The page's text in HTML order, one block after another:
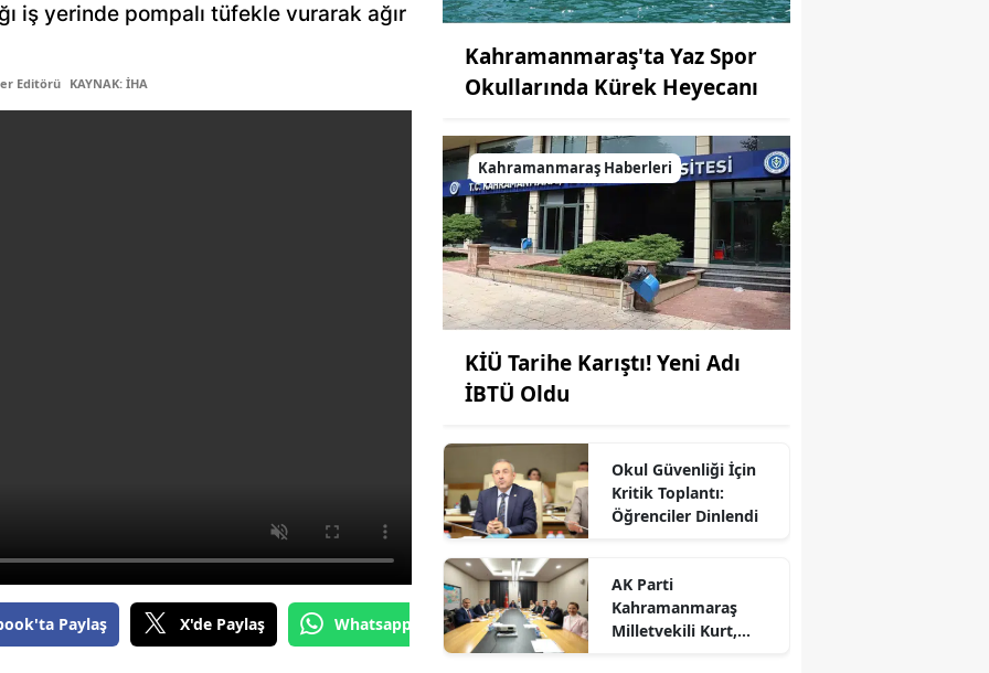
iş yerinde pompalı tüfekle vurarak ağır
Editörü KAYNAK: İHA
Paylaş X'de Paylaş Whatsapp'tan Gönder
Kahramanmaraş'ta Yaz Spor
Okullarında Kürek Heyecanı
Kahramanmaraş Haberleri
KİÜ Tarihe Karıştı! Yeni Adı
İBTÜ Oldu
Okul Güvenliği İçin
Kritik Toplantı:
Öğrenciler Dinlendi
AK Parti
Kahramanmaraş
Milletvekili Kurt,